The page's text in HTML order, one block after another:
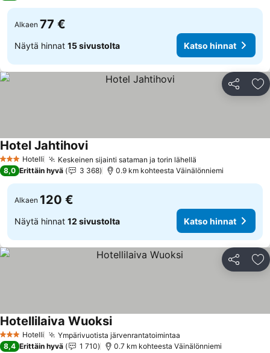
Alkaen 77 €
Näytä hinnat 15 sivustolta Katso hinnat
Jaa
3 Tähtiluokitus
Hotelli Keskeinen sijainti sataman ja torin lähellä
Hotel JahtihoviKatso hinnat
8,0 Erittäin hyvä 3 368 0.9 km kohteesta Väinälönniemi
Alkaen 120 €
Näytä hinnat 12 sivustolta Katso hinnat
Jaa
3 Tähtiluokitus
Hotelli Ympärivuotista järvenrantatoimintaa
Hotellilaiva WuoksiKatso hinnat
8,4 Erittäin hyvä 1 710 0.7 km kohteesta Väinälönniemi